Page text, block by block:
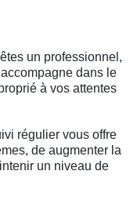
un professionnel,
dans le
à vos attentes
régulier vous offre
de augmenter la
un niveau de